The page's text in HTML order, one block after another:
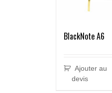
BlackNote A6
Ajouter au
devis